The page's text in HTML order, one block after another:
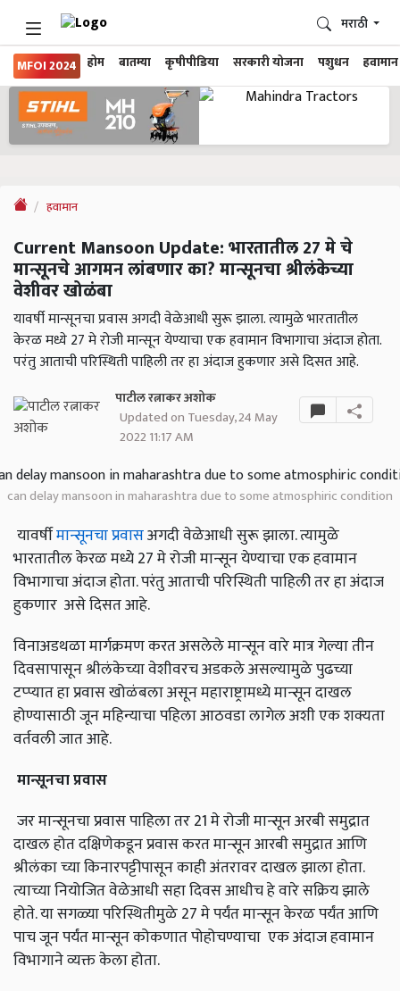
MFOI 2024 होम बातम्या कृषीपीडिया सरकारी योजना पशुधन हवामान
मराठी
हवामान
Current Mansoon Update: भारतातील 27 मे चे
मान्सूनचे आगमन लांबणार का? मान्सूनचा श्रीलंकेच्या
वेशीवर खोळंबा
यावर्षी मान्सूनचा प्रवास अगदी वेळेआधी सुरू झाला. त्यामुळे भारतातील
केरळ मध्ये 27 मे रोजी मान्सून येण्याचा एक हवामान विभागाचा अंदाज होता.
परंतु आताची परिस्थिती पाहिली तर हा अंदाज हुकणार असे दिसत आहे.
पाटील रत्नाकर अशोक
Updated on Tuesday, 24 May
2022 11:17 AM
can delay mansoon in maharashtra due to some atmosphiric condition
यावर्षीमान्सूनचा प्रवासअगदी वेळेआधी सुरू झाला. त्यामुळे
भारतातील केरळ मध्ये 27 मे रोजी मान्सून येण्याचा एक हवामान
विभागाचा अंदाज होता. परंतु आताची परिस्थिती पाहिली तर हा अंदाज
हुकणार असे दिसत आहे.
विनाअडथळा मार्गक्रमण करत असलेले मान्सून वारे मात्र गेल्या तीन
दिवसापासून श्रीलंकेच्या वेशीवरच अडकले असल्यामुळे पुढच्या
टप्प्यात हा प्रवास खोळंबला असून महाराष्ट्रामध्ये मान्सून दाखल
होण्यासाठी जून महिन्याचा पहिला आठवडा लागेल अशी एक शक्यता
वर्तवली जात आहे.
मान्सूनचाप्रवास
जर मान्सूनचा प्रवास पाहिला तर 21 मे रोजी मान्सून अरबी समुद्रात
दाखल होत दक्षिणेकडून प्रवास करत मान्सून आरबी समुद्रात आणि
श्रीलंका च्या किनारपट्टीपासून काही अंतरावर दाखल झाला होता.
त्याच्या नियोजित वेळेआधी सहा दिवस आधीच हे वारे सक्रिय झाले
होते. या सगळ्या परिस्थितीमुळे 27 मे पर्यंत मान्सून केरळ पर्यंत आणि
पाच जून पर्यंत मान्सून कोकणात पोहोचण्याचा एक अंदाज हवामान
विभागाने व्यक्त केला होता.